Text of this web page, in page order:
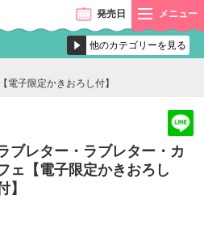
発売日 メニュー
電子限定かきおろし付】
ブレター・ラブレター・カ
ェ【電子限定かきおろし
】